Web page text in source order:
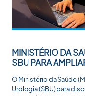
MINISTÉRIO DA
SBU PARA
O Ministério da Saúde
Urologia (SBU) para